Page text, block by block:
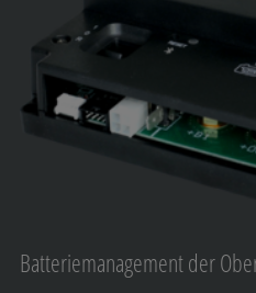
Batteriemanagement der